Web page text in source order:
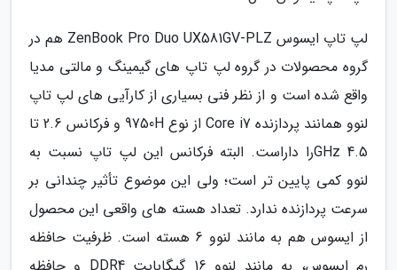
لپ تاپ ایسوس ZenBook Pro Duo UX581GV-PLZ هم در
گروه محصولات در گروه لپ تاپ های گیمینگ و مالتی مدیا
واقع شده است و از نظر فنی بسیاری از کارآیی های لپ تاپ
لنوو همانند پردازنده Core i7 از نوع 9750H و فرکانس 2.6 تا
4.5 GHzرا داراست. البته فرکانس این لپ تاپ نسبت به
لنوو کمی پایین تر است؛ ولی این موضوع تأثیر چندانی بر
سرعت پردازنده ندارد. تعداد هسته های واقعی این محصول
از ایسوس هم به مانند لنوو 6 هسته است. ظرفیت حافظه